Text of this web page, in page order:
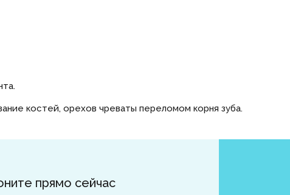
костей, орехов чреваты переломом корня зуба.
прямо сейчас